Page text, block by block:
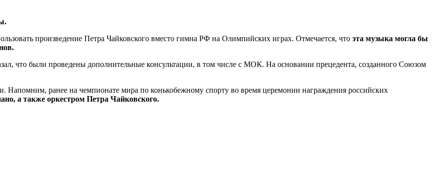
произведение Петра Чайковского вместо гимна РФ на Олимпийских играх. Отмечается, что эта музыка могла бы
что были проведены дополнительные консультации, в том числе с МОК. На основании прецедента, созданного Союзом
ранее на чемпионате мира по конькобежному спорту во время церемонии награждения российских
а также оркестром Петра Чайковского.